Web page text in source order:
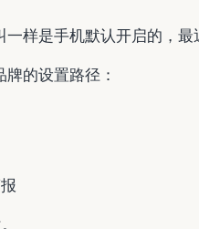
样是手机默认开启的，最
的设置路径：